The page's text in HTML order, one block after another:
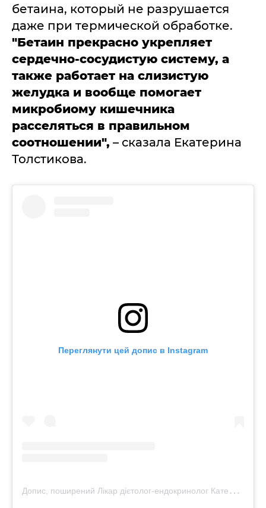
бетаина, который не разрушается
даже при термической обработке.
"Бетаин прекрасно укрепляет
сердечно-сосудистую систему, а
также работает на слизистую
желудка и вообще помогает
микробиому кишечника
расселяться в правильном
соотношении", – сказала Екатерина
Толстикова.
Переглянути цей допис в Instagram
Д
опис, поширений Лікар дієтолог-ендокринолог Катерина Толстікова